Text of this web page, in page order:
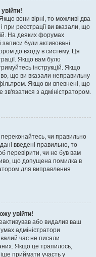
вони вірні, то можливі два
при реєстрації ви вказали, що
На деяких форумах
записи були активовані
до входу в систему. Ця
Якщо вам було
інструкцій. Якщо
що ви вказали неправильну
Якщо ви впевнені, що
з адміністратором.
чи правильно
введені правильно, то
перевірити, чи не був вам
що допущена помилка в
для виправлення
увійти!
або видалив ваш
адміністратори
час не писали
Якщо це трапилось,
приймати участь у